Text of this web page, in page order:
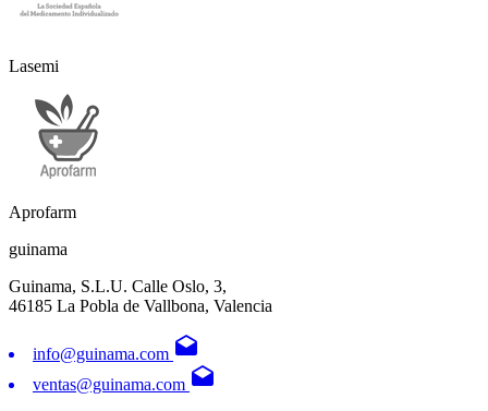
Lasemi
Aprofarm
guinama
Guinama, S.L.U. Calle Oslo, 3,
46185 La Pobla de Vallbona, Valencia
info@guinama.com drafts
ventas@guinama.com drafts